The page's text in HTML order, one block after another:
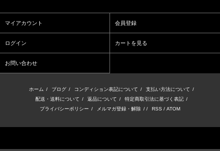
マイアカウント 会員登録
ログイン カートを見る
お問い合わせ
ホーム / ブログ / コンディション表記について / 支払い方法について /
配送・送料について / 返品について / 特定商取引法に基づく表記 /
プライバシーポリシー / メルマガ登録・解除 / / RSS / ATOM